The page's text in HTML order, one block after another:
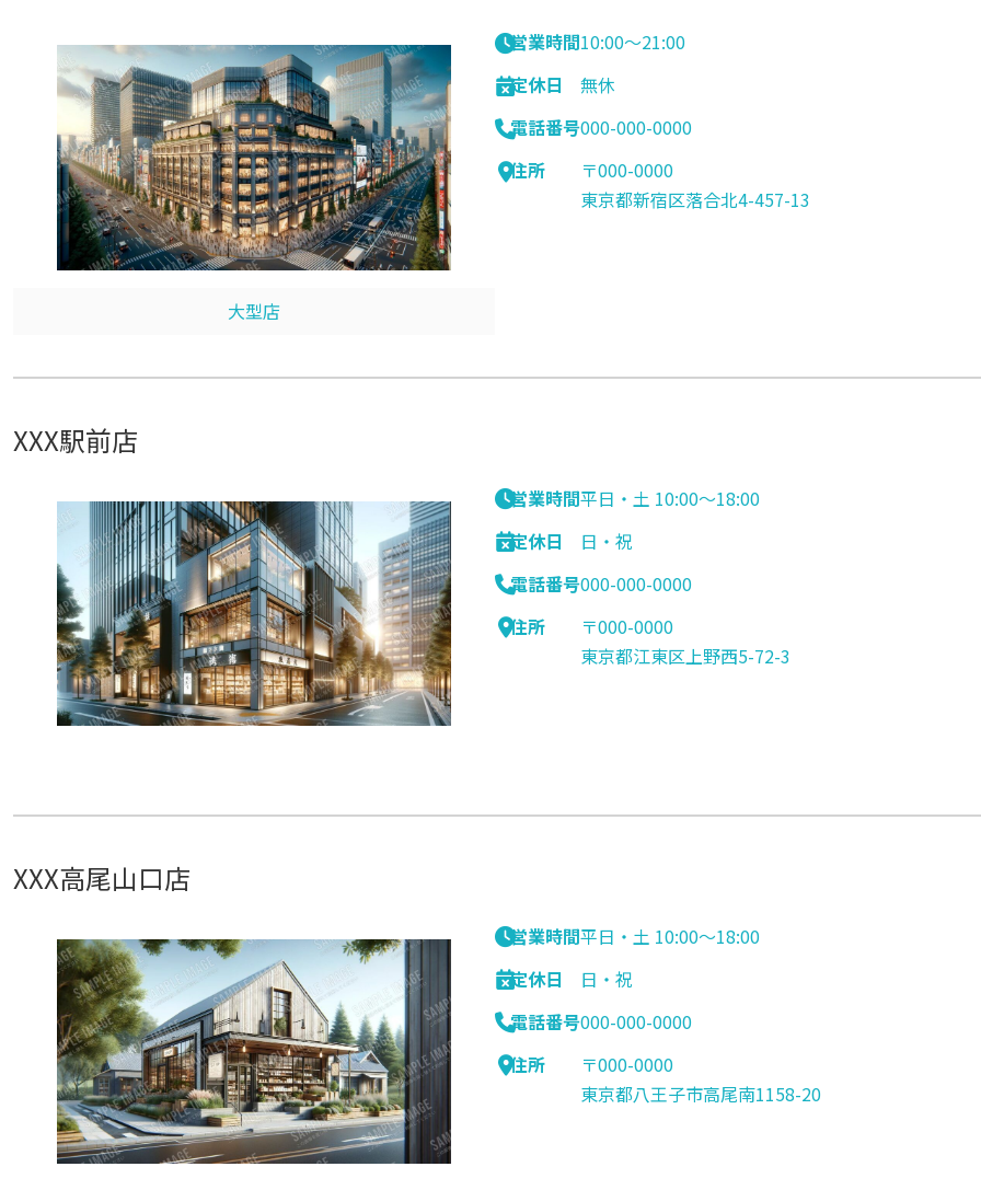
大型店
営業時間10:00〜21:00
定休日
無休
電話番号000-000-0000
住所
〒000-0000
東京都新宿区落合北4-457-13
XXX駅前店
営業時間平日・土 10:00〜18:00
定休日
日・祝
電話番号000-000-0000
住所
〒000-0000
東京都江東区上野西5-72-3
XXX高尾山口店
営業時間平日・土 10:00〜18:00
定休日
日・祝
電話番号000-000-0000
住所
〒000-0000
東京都八王子市高尾南1158-20